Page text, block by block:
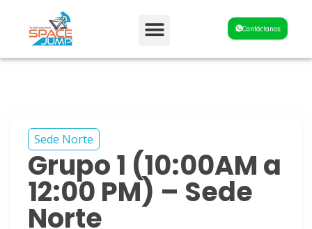
Contáctanos
Sede Norte
Grupo 1 (10:00AM a
12:00 PM) – Sede
Norte